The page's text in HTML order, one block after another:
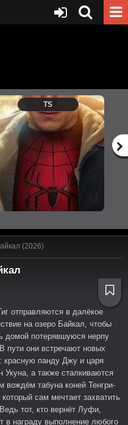
TS
(2026)
отправляются в далёкое
на озеро Байкал, чтобы
домой потерявшуюся нерпу
пути они встречают новых
красную панду Джу и царя
Укуна, а также сталкиваются
вождём табуна коней Тенгри-
сам мечтает захватить
тот, кто вернёт Луфи,
в награду выполнение любого